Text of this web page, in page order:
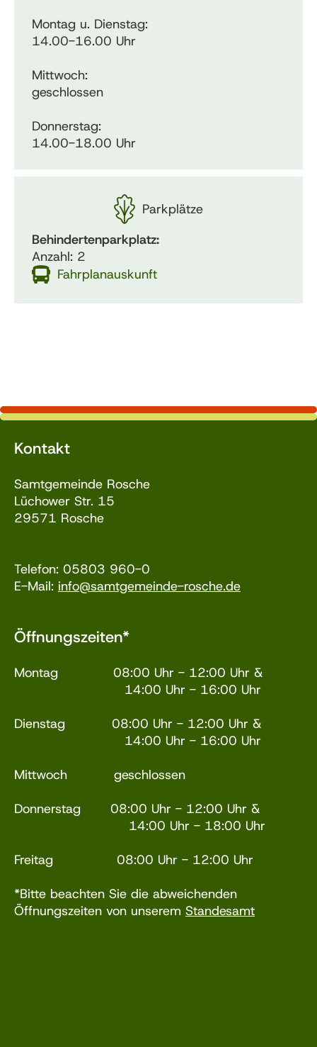
Montag u. Dienstag:
14.00-16.00 Uhr
Mittwoch:
geschlossen
Donnerstag:
14.00-18.00 Uhr
Parkplätze
Behindertenparkplatz:
Anzahl: 2
Fahrplanauskunft
Kontakt
Samtgemeinde Rosche
Lüchower Str. 15
29571 Rosche
Telefon: 05803 960-0
E-Mail: info@samtgemeinde-rosche.de
Öffnungszeiten*
Montag 08:00 Uhr - 12:00 Uhr &
14:00 Uhr - 16:00 Uhr
Dienstag 08:00 Uhr - 12:00 Uhr &
14:00 Uhr - 16:00 Uhr
Mittwoch geschlossen
Donnerstag 08:00 Uhr - 12:00 Uhr &
14:00 Uhr - 18:00 Uhr
Freitag 08:00 Uhr - 12:00 Uhr
*Bitte beachten Sie die abweichenden
Öffnungszeiten von unserem Standesamt